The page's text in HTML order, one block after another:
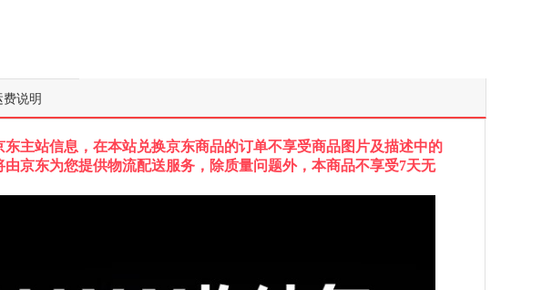
费说明
主站信息，在本站兑换京东商品的订单不享受商品图片及描述中的
京东为您提供物流配送服务，除质量问题外，本商品不享受7天无